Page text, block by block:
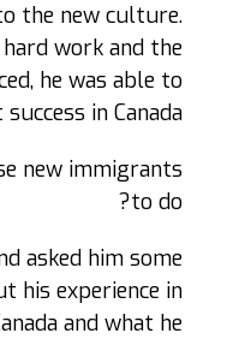
the new culture.
work and the
he was able to
in Canada.
new immigrants
to do?
asked him some
his experience in
and what he